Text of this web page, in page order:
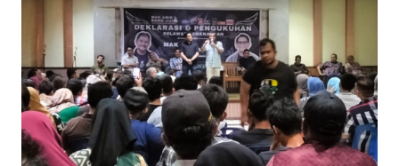
Informasi
INDEKS
BERITA
KONTAK